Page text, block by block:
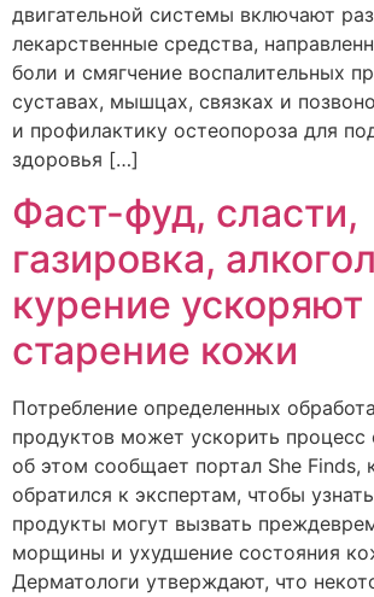
двигательной системы включают
лекарственные средства,
боли и смягчение воспалительных
суставах, мышцах, связках и
и профилактику остеопороза для
здоровья […]
Фаст-фуд, сласти,
газировка,
курение ускоряют
старение кожи
Потребление определенных
продуктов может ускорить процесс
об этом сообщает портал She Finds,
обратился к экспертам, чтобы
продукты могут вызвать
морщины и ухудшение состояния
Дерматологи утверждают, что